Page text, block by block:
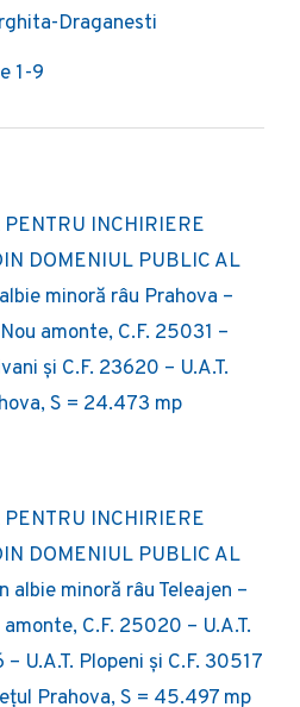
Draganesti
1-9
INCHIRIERE
DOMENIUL PUBLIC AL
minoră râu Prahova –
amonte, C.F. 25031 –
și C.F. 23620 – U.A.T.
S = 24.473 mp
INCHIRIERE
DOMENIUL PUBLIC AL
albie minoră râu Teleajen –
C.F. 25020 – U.A.T.
U.A.T. Plopeni și C.F. 30517
Prahova, S = 45.497 mp